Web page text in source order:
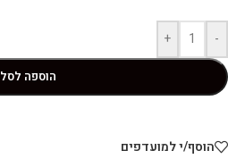
-
+
הוספה לסל
הוסף/י למועדפים